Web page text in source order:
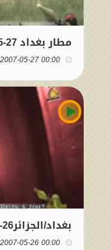
مطار بغداد 27-5-2007
00:00 2007-05-27
بغداد/الجزائر26-5-2007
00:00 2007-05-26